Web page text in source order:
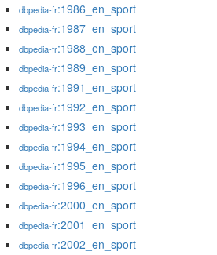
dbpedia-fr:1986_en_sport
dbpedia-fr:1987_en_sport
dbpedia-fr:1988_en_sport
dbpedia-fr:1989_en_sport
dbpedia-fr:1991_en_sport
dbpedia-fr:1992_en_sport
dbpedia-fr:1993_en_sport
dbpedia-fr:1994_en_sport
dbpedia-fr:1995_en_sport
dbpedia-fr:1996_en_sport
dbpedia-fr:2000_en_sport
dbpedia-fr:2001_en_sport
dbpedia-fr:2002_en_sport